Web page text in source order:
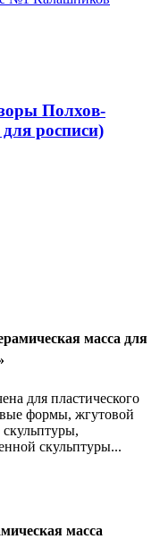
Полхов-
росписи)
масса для
для пластического
формы, жгутовой
скульптуры...
масса